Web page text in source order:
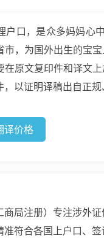
户口，是众多妈妈心
市，为国外出生的宝
在原文复印件和译文
，以证明译稿出自正
译价格
商局注册）专注涉外
准符合各国上户口、